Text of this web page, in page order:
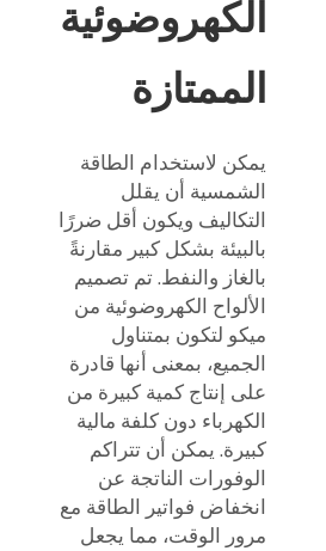
الكهروضوئية
الممتازة
يمكن لاستخدام الطاقة
الشمسية أن يقلل
التكاليف ويكون أقل ضررًا
بالبيئة بشكل كبير مقارنةً
بالغاز والنفط. تم تصميم
الألواح الكهروضوئية من
ميكو لتكون بمتناول
الجميع، بمعنى أنها قادرة
على إنتاج كمية كبيرة من
الكهرباء دون كلفة مالية
كبيرة. يمكن أن تتراكم
الوفورات الناتجة عن
انخفاض فواتير الطاقة مع
مرور الوقت، مما يجعل